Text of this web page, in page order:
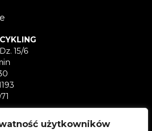
użytkowników
15/6